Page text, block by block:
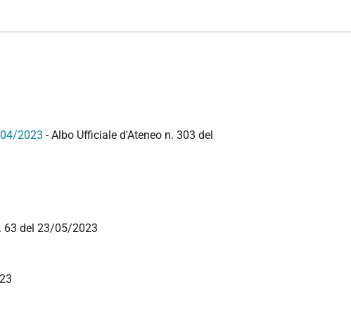
2023 - Albo Ufficiale d'Ateneo n. 303 del
63 del 23/05/2023